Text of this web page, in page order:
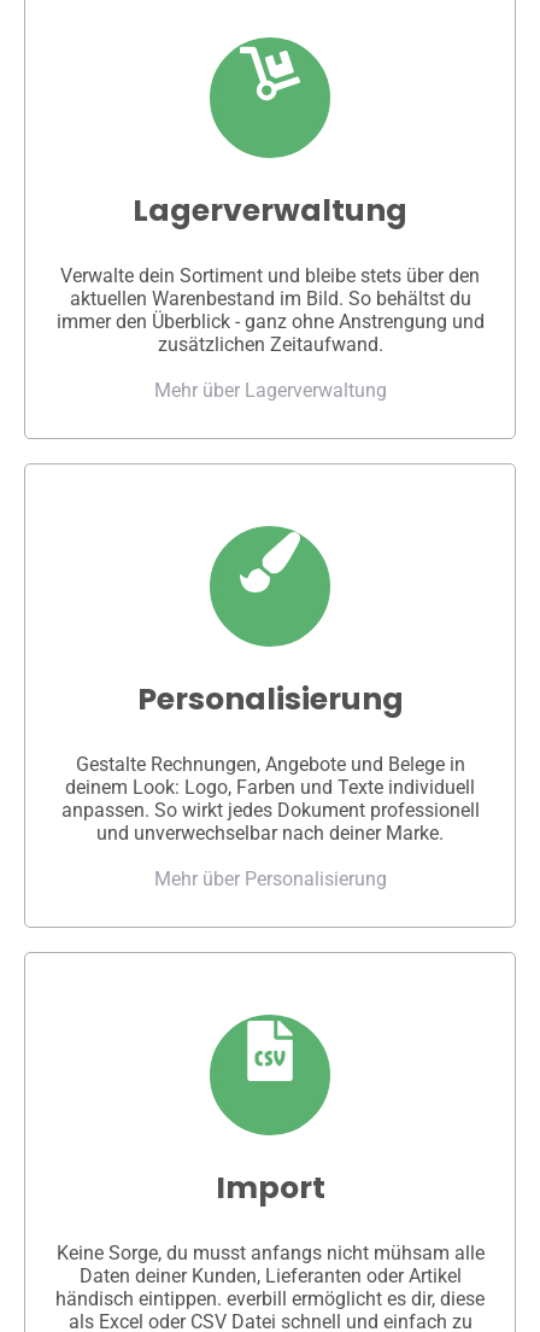
Lagerverwaltung
Verwalte dein Sortiment und bleibe stets über den
aktuellen Warenbestand im Bild. So behältst du
immer den Überblick - ganz ohne Anstrengung und
zusätzlichen Zeitaufwand.
Mehr über Lagerverwaltung
Personalisierung
Gestalte Rechnungen, Angebote und Belege in
deinem Look: Logo, Farben und Texte individuell
anpassen. So wirkt jedes Dokument professionell
und unverwechselbar nach deiner Marke.
Mehr über Personalisierung
Import
Keine Sorge, du musst anfangs nicht mühsam alle
Daten deiner Kunden, Lieferanten oder Artikel
händisch eintippen. everbill ermöglicht es dir, diese
als Excel oder CSV Datei schnell und einfach zu